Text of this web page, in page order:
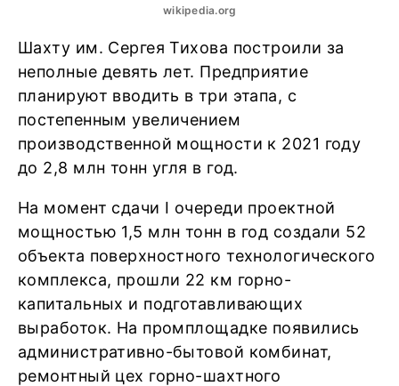
wikipedia.org
Шахту им. Сергея Тихова построили за
неполные девять лет. Предприятие
планируют вводить в три этапа, с
постепенным увеличением
производственной мощности к 2021 году
до 2,8 млн тонн угля в год.
На момент сдачи I очереди проектной
мощностью 1,5 млн тонн в год создали 52
объекта поверхностного технологического
комплекса, прошли 22 км горно-
капитальных и подготавливающих
выработок. На промплощадке появились
административно-бытовой комбинат,
ремонтный цех горно-шахтного